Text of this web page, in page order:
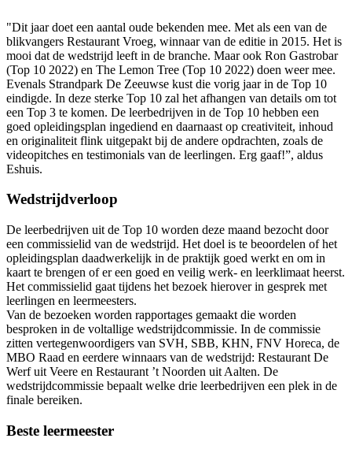
"Dit jaar doet een aantal oude bekenden mee. Met als een van de
blikvangers Restaurant Vroeg, winnaar van de editie in 2015. Het is
mooi dat de wedstrijd leeft in de branche. Maar ook Ron Gastrobar
(Top 10 2022) en The Lemon Tree (Top 10 2022) doen weer mee.
Evenals Strandpark De Zeeuwse kust die vorig jaar in de Top 10
eindigde. In deze sterke Top 10 zal het afhangen van details om tot
een Top 3 te komen. De leerbedrijven in de Top 10 hebben een
goed opleidingsplan ingediend en daarnaast op creativiteit, inhoud
en originaliteit flink uitgepakt bij de andere opdrachten, zoals de
videopitches en testimonials van de leerlingen. Erg gaaf!”, aldus
Eshuis.
Wedstrijdverloop
De leerbedrijven uit de Top 10 worden deze maand bezocht door
een commissielid van de wedstrijd. Het doel is te beoordelen of het
opleidingsplan daadwerkelijk in de praktijk goed werkt en om in
kaart te brengen of er een goed en veilig werk- en leerklimaat heerst.
Het commissielid gaat tijdens het bezoek hierover in gesprek met
leerlingen en leermeesters.
Van de bezoeken worden rapportages gemaakt die worden
besproken in de voltallige wedstrijdcommissie. In de commissie
zitten vertegenwoordigers van SVH, SBB, KHN, FNV Horeca, de
MBO Raad en eerdere winnaars van de wedstrijd: Restaurant De
Werf uit Veere en Restaurant ’t Noorden uit Aalten. De
wedstrijdcommissie bepaalt welke drie leerbedrijven een plek in de
finale bereiken.
Beste leermeester